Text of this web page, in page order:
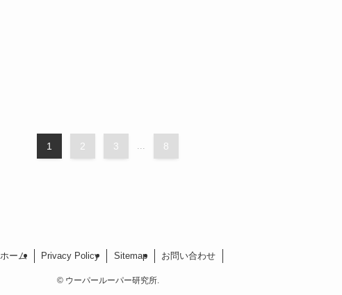
1 2 3 8
ホーム Privacy Policy Sitemap お問い合わせ
©ウーパールーパー研究所.